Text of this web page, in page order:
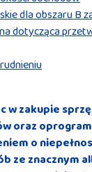
dla obszaru B
dotycząca
w zakupie
oraz
o
ze znacznym